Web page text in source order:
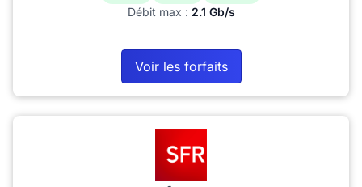
Débit max : 2.1 Gb/s
Voir les forfaits